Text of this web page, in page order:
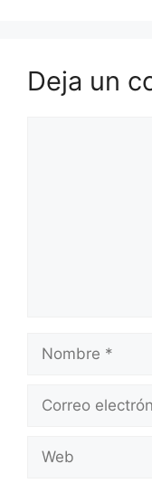
Deja un
Nombre
Correo
Web